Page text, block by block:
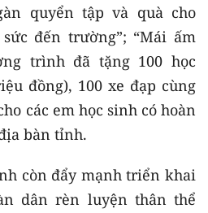
quyển tập và quà cho
đến trường”; “Mái ấm
trình đã tặng 100 học
đồng), 100 xe đạp cùng
các em học sinh có hoàn
bàn tỉnh.
còn đẩy mạnh triển khai
dân rèn luyện thân thể